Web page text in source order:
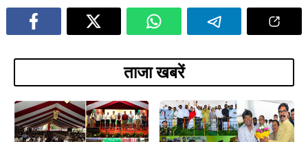
ताजा खबरें